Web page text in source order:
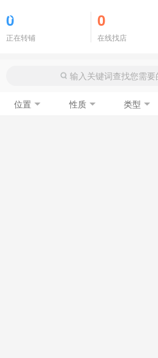
0
正在转铺
0
在线找店
位置 性质 类型